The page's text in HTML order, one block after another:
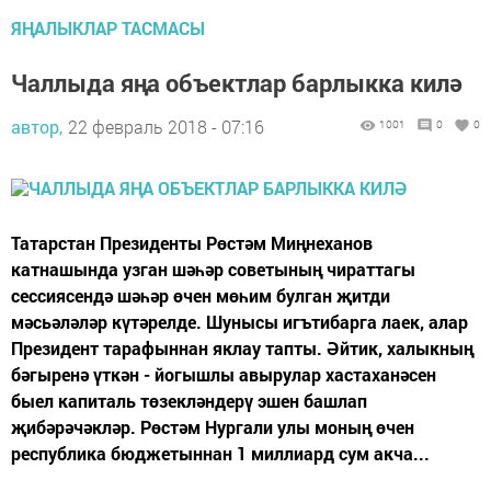
ЯҢАЛЫКЛАР ТАСМАСЫ
Чаллыда яңа объектлар барлыкка килә
автор, 22 февраль 2018 - 07:16 1001 0 0
Татарстан Президенты Рөстәм Миңнеханов
катнашында узган шәһәр советының чираттагы
сессиясендә шәһәр өчен мөһим булган җитди
мәсьәләләр күтәрелде. Шунысы игътибарга лаек, алар
Президент тарафыннан яклау тапты. Әйтик, халыкның
бәгыренә үткән - йогышлы авырулар хастаханәсен
быел капиталь төзекләндерү эшен башлап
җибәрәчәкләр. Рөстәм Нургали улы моның өчен
республика бюджетыннан 1 миллиард сум акча...